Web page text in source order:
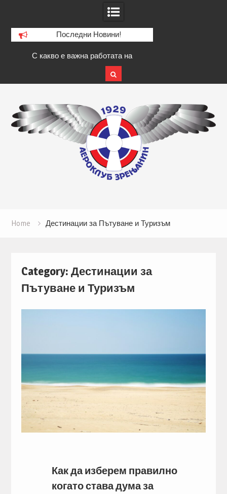
Последни Новини!
С какво е важна работата на
дренажната инсталация за къща?
content
Home Дестинации за Пътуване и Туризъм
Category: Дестинации за
Пътуване и Туризъм
Как да изберем правилно
когато става дума за